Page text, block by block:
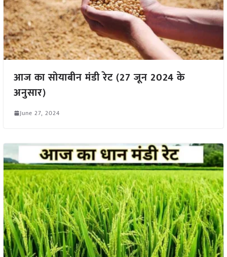
आज का सोयाबीन मंडी रेट (27 जून 2024 के
अनुसार)
June 27, 2024